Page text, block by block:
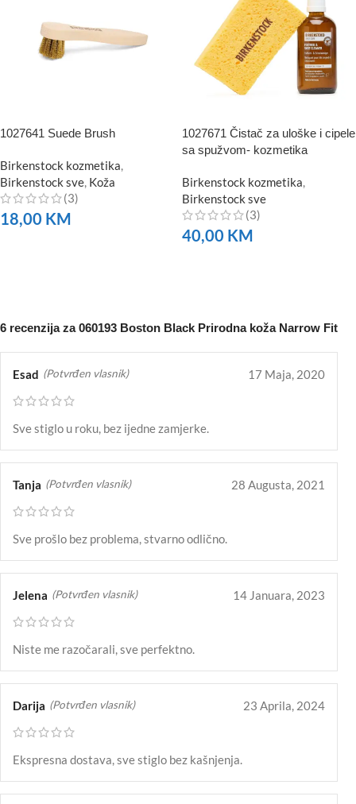
1027641 Suede Brush
Birkenstock kozmetika
Birkenstock sve Koža
(3)
18,00 KM
1027671 Čistač za uloške i cipele
sa spužvom- kozmetika
Birkenstock kozmetika
Birkenstock sve
(3)
40,00 KM
6 recenzija za060193 Boston Black Prirodna koža Narrow Fit
Esad (Potvrđen vlasnik) 17 Maja, 2020
Sve stiglo u roku, bez ijedne zamjerke.
Tanja (Potvrđen vlasnik) 28 Augusta, 2021
Sve prošlo bez problema, stvarno odlično.
Jelena (Potvrđen vlasnik) 14 Januara, 2023
Niste me razočarali, sve perfektno.
Darija (Potvrđen vlasnik) 23 Aprila, 2024
Ekspresna dostava, sve stiglo bez kašnjenja.